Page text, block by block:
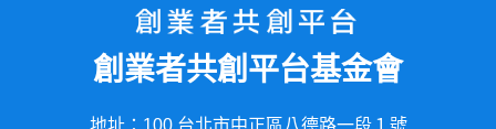
創業者共創平台基金會
地址：100 台北市中正區八德路一段１號